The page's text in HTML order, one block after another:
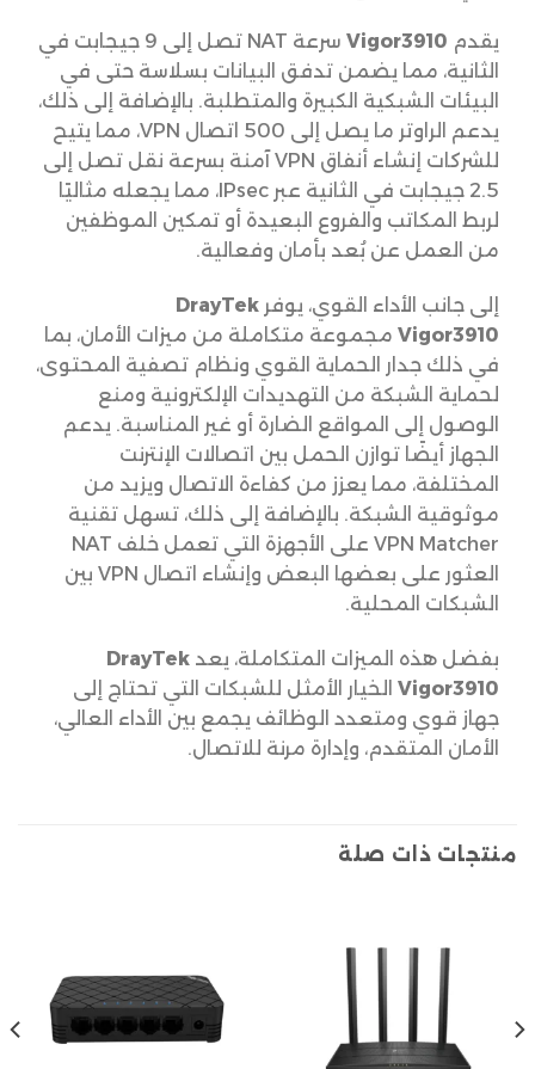
يقدم Vigor3910
سرعة NAT تصل إلى 9 جيجابت في
الثانية، مما يضمن تدفق البيانات بسلاسة حتى في
البيئات الشبكية الكبيرة والمتطلبة. بالإضافة إلى ذلك،
يدعم الراوتر ما يصل إلى 500 اتصال VPN، مما يتيح
للشركات إنشاء أنفاق VPN آمنة بسرعة نقل تصل إلى
2.5 جيجابت في الثانية عبر IPsec، مما يجعله مثاليًا
لربط المكاتب والفروع البعيدة أو تمكين الموظفين
من العمل عن بُعد بأمان وفعالية.
إلى جانب الأداء القوي، يوفر DrayTek
Vigor3910 مجموعة متكاملة من ميزات الأمان، بما
في ذلك جدار الحماية القوي ونظام تصفية المحتوى،
لحماية الشبكة من التهديدات الإلكترونية ومنع
الوصول إلى المواقع الضارة أو غير المناسبة. يدعم
الجهاز أيضًا توازن الحمل بين اتصالات الإنترنت
المختلفة، مما يعزز من كفاءة الاتصال ويزيد من
موثوقية الشبكة. بالإضافة إلى ذلك، تسهل تقنية
VPN Matcher على الأجهزة التي تعمل خلف NAT
العثور على بعضها البعض وإنشاء اتصال VPN بين
الشبكات المحلية.
بفضل هذه الميزات المتكاملة، يعد DrayTek
Vigor3910 الخيار الأمثل للشبكات التي تحتاج إلى
جهاز قوي ومتعدد الوظائف يجمع بين الأداء العالي،
الأمان المتقدم، وإدارة مرنة للاتصال.
منتجات ذات صلة